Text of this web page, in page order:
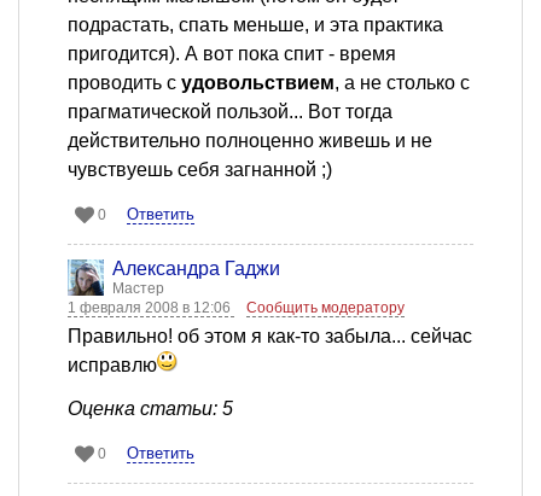
подрастать, спать меньше, и эта практика
пригодится). А вот пока спит - время
проводить с удовольствием, а не столько с
прагматической пользой... Вот тогда
действительно полноценно живешь и не
чувствуешь себя загнанной ;)
0 Ответить
Александра Гаджи
Мастер
1 февраля 2008 в 12:06
Сообщить модератору
Правильно! об этом я как-то забыла... сейчас
исправлю
Оценка статьи: 5
0 Ответить